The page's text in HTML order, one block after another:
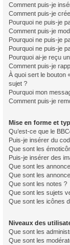
Comment puis-je
Comment puis-je
Pourquoi ne puis-je
Comment puis-je
Pourquoi ne puis-je
Pourquoi ne puis-je
Pourquoi ai-je reçu
Comment puis-je
À quoi sert le bouton
sujet ?
Pourquoi mon
Comment puis-je
Mise en forme et
Qu’est-ce que le
Puis-je insérer du
Que sont les
Puis-je insérer des
Que sont les
Que sont les
Que sont les notes ?
Que sont les sujets
Que sont les icônes
Niveaux des
Que sont les
Que sont les